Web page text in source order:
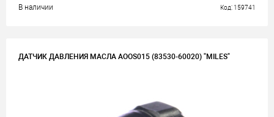
В наличии Код: 159741
ДАТЧИК ДАВЛЕНИЯ МАСЛА AOOS015 (83530-60020) "MILES"